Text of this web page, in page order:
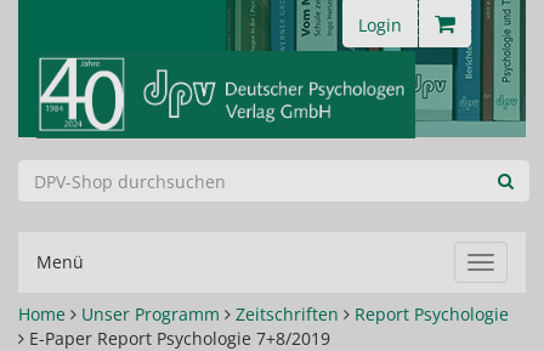
Login
Menü
ein-/
Home
Unser Programm Zeitschriften
Report Psychologie
E-Paper Report Psychologie 7+8/2019